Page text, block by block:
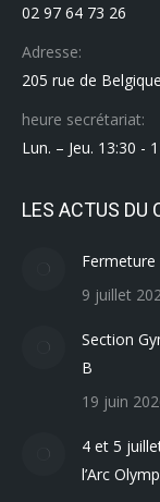
02 97 64 73 26
Adresse:
205 rue de
heure secrétariat:
Lun. – Jeu. 13:30 -
LES ACTUS DU
Fermeture
9 juillet
Section
B
19 juin
4 et 5
l’Arc